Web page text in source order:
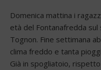
Domenica mattina i
età del Fontanafredda
Tognon. Fine settimana
clima freddo e tanta
Già in spogliatoio,